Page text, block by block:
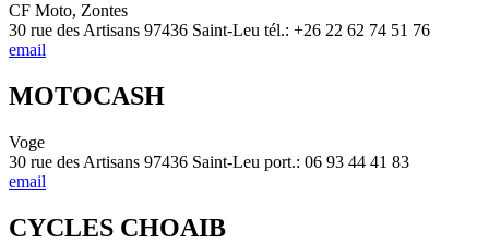
CF Moto, Zontes
30 rue des Artisans 97436 Saint-Leu tél.: +26 22 62 74 51 76
email
MOTOCASH
Voge
30 rue des Artisans 97436 Saint-Leu port.: 06 93 44 41 83
email
CYCLES CHOAIB